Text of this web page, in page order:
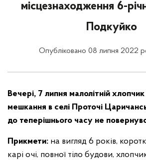
місцезнаходження 6-
Подкуйко
Опубліковано 08 липня 2022
Вечері, 7 липня малолітній хлопчик
мешкання в селі Проточі
до теперішнього часу не
Прикмети: на вигляд 6 років,
карі очі, повної тіло будови,